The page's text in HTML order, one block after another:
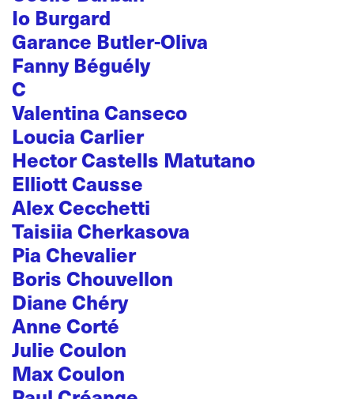
Io Burgard
Garance Butler-Oliva
Fanny Béguély
C
Valentina Canseco
Loucia Carlier
Hector Castells Matutano
Elliott Causse
Alex Cecchetti
Taisiia Cherkasova
Pia Chevalier
Boris Chouvellon
Diane Chéry
Anne Corté
Julie Coulon
Max Coulon